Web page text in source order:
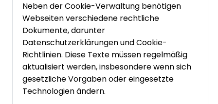
Neben der Cookie-Verwaltung benötigen
Webseiten verschiedene rechtliche
Dokumente, darunter
Datenschutzerklärungen und Cookie-
Richtlinien. Diese Texte müssen regelmäßig
aktualisiert werden, insbesondere wenn sich
gesetzliche Vorgaben oder eingesetzte
Technologien ändern.